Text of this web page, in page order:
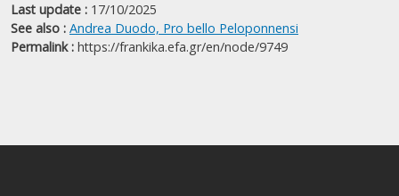
Last update : 17/10/2025
See also : Andrea Duodo, Pro bello Peloponnensi
Permalink : https://frankika.efa.gr/en/node/9749